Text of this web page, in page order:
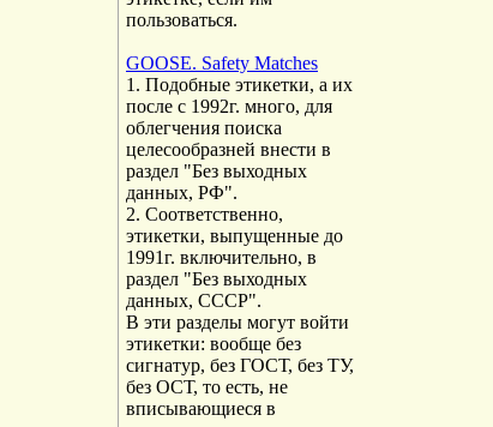
пользоваться.
GOOSE. Safety Matches
1. Подобные этикетки, а их
после с 1992г. много, для
облегчения поиска
целесообразней внести в
раздел "Без выходных
данных, РФ".
2. Соответственно,
этикетки, выпущенные до
1991г. включительно, в
раздел "Без выходных
данных, СССР".
В эти разделы могут войти
этикетки: вообще без
сигнатур, без ГОСТ, без ТУ,
без ОСТ, то есть, не
вписывающиеся в